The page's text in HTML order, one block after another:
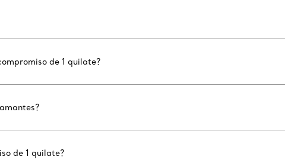
de 1 quilate?
de 1 quilate?